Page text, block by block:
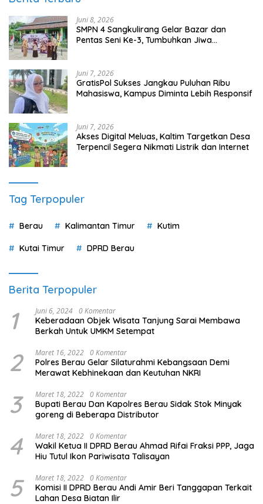
Juni 8, 2026
SMPN 4 Sangkulirang Gelar Bazar dan
Pentas Seni Ke-3, Tumbuhkan Jiwa
Juni 7, 2026
GratisPol Sukses Jangkau Puluhan Ribu
Mahasiswa, Kampus Diminta Lebih Responsif
Juni 7, 2026
Akses Digital Meluas, Kaltim Targetkan Desa
Terpencil Segera Nikmati Listrik dan Internet
Tag Terpopuler
Berau Kalimantan Timur Kutim
Kutai Timur DPRD Berau
Berita Terpopuler
1 Juni 6, 2024 0 Komentar
Keberadaan Objek Wisata Tanjung Sarai Membawa
Berkah Untuk UMKM Setempat
2 Maret 16, 2022 0 Komentar
Polres Berau Gelar Silaturahmi Kebangsaan Demi
Merawat Kebhinekaan dan Keutuhan NKRI
3 Maret 18, 2022 0 Komentar
Bupati Berau Dan Kapolres Berau Sidak Stok Minyak
goreng di Beberapa Distributor
4 Maret 18, 2022 0 Komentar
Wakil Ketua II DPRD Berau Ahmad Rifai Fraksi PPP, Jaga
Hiu Tutul Ikon Pariwisata Talisayan
5 Maret 18, 2022 0 Komentar
Komisi II DPRD Berau Andi Amir Beri Tanggapan Terkait
Lahan Desa Biatan Ilir